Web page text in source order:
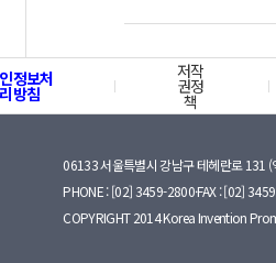
정보처
리방침
저작
권정
책
06133 서울특별시 강남구 테헤란로 131 (
PHONE : [02] 3459-2800·FAX : [02]
COPYRIGHT 2014 Korea Invention